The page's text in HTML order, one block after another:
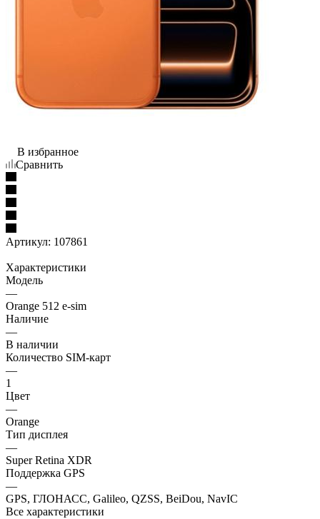
В избранное
Сравнить
Артикул: 107861
Характеристики
Модель
—
Orange 512 e-sim
Наличие
—
В наличии
Количество SIM-карт
—
1
Цвет
—
Orange
Тип дисплея
—
Super Retina XDR
Поддержка GPS
—
GPS, ГЛОНАСС, Galileo, QZSS, BeiDou, NavIC
Все характеристики